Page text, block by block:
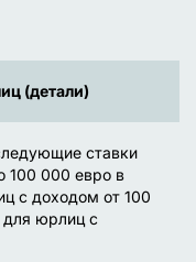
(детали)
ставки
100 000 евро в
с доходом от 100
юрлиц с